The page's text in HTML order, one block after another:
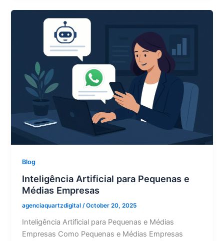
Blog
Inteligência Artificial para Pequenas e
Médias Empresas
agenciaquartzdigital/October 20, 2025
Inteligência Artificial para Pequenas e Médias
Empresas Como Pequenas e Médias Empresas